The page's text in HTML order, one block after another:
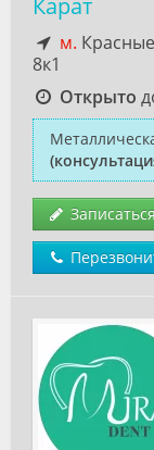
Карат
м.
8к1
Открыто